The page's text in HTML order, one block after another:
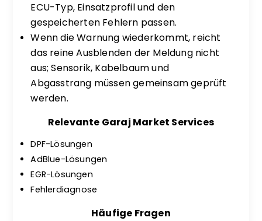
ECU-Typ, Einsatzprofil und den
gespeicherten Fehlern passen.
Wenn die Warnung wiederkommt, reicht
das reine Ausblenden der Meldung nicht
aus; Sensorik, Kabelbaum und
Abgasstrang müssen gemeinsam geprüft
werden.
Relevante Garaj Market Services
DPF-Lösungen
AdBlue-Lösungen
EGR-Lösungen
Fehlerdiagnose
Häufige Fragen